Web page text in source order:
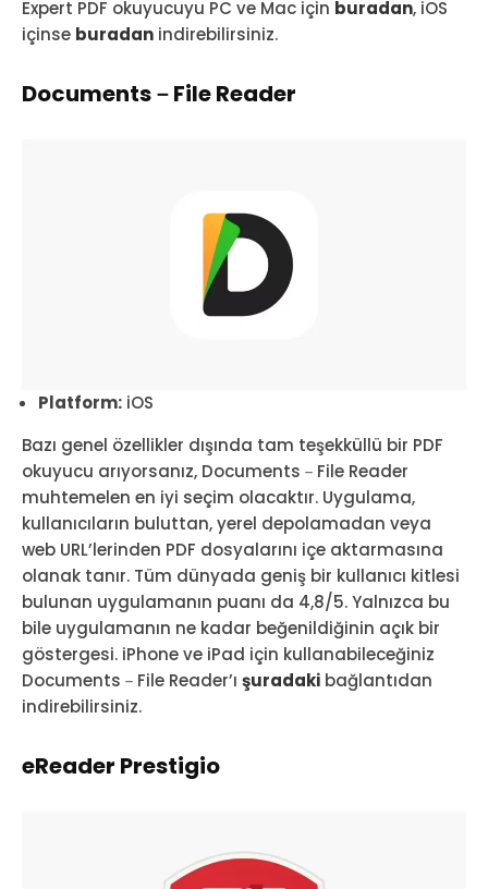
Expert PDF okuyucuyu PC ve Mac için buradan, iOS
içinse buradan indirebilirsiniz.
Documents－File Reader
Platform: iOS
Bazı genel özellikler dışında tam teşekküllü bir PDF
okuyucu arıyorsanız, Documents－File Reader
muhtemelen en iyi seçim olacaktır. Uygulama,
kullanıcıların buluttan, yerel depolamadan veya
web URL’lerinden PDF dosyalarını içe aktarmasına
olanak tanır. Tüm dünyada geniş bir kullanıcı kitlesi
bulunan uygulamanın puanı da 4,8/5. Yalnızca bu
bile uygulamanın ne kadar beğenildiğinin açık bir
göstergesi. iPhone ve iPad için kullanabileceğiniz
Documents－File Reader’ı şuradaki bağlantıdan
indirebilirsiniz.
eReader Prestigio